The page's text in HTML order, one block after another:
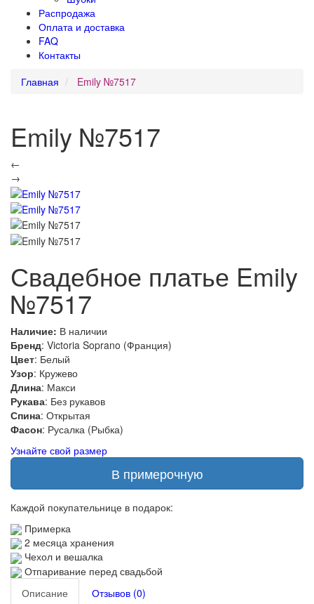
Распродажа
Оплата и доставка
FAQ
Контакты
Главная
Emily №7517
Emily №7517
←
→
Свадебное платье Emily
№7517
Наличие: В наличии
Бренд: Victoria Soprano (Франция)
Цвет: Белый
Узор: Кружево
Длина: Макси
Рукава: Без рукавов
Спина: Открытая
Фасон: Русалка (Рыбка)
Узнайте свой размер
В примерочную
Каждой покупательнице в подарок:
Примерка
2 месяца хранения
Чехол и вешалка
Отпаривание перед свадьбой
Описание
Отзывов (0)